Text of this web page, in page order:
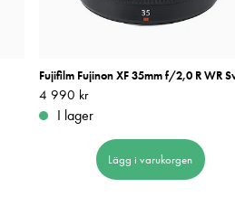
Fujifilm Fujinon XF 35mm f/2,0 R WR
Pris:4 990 kr
4 990 kr
I lager
Lägg i varukorgen